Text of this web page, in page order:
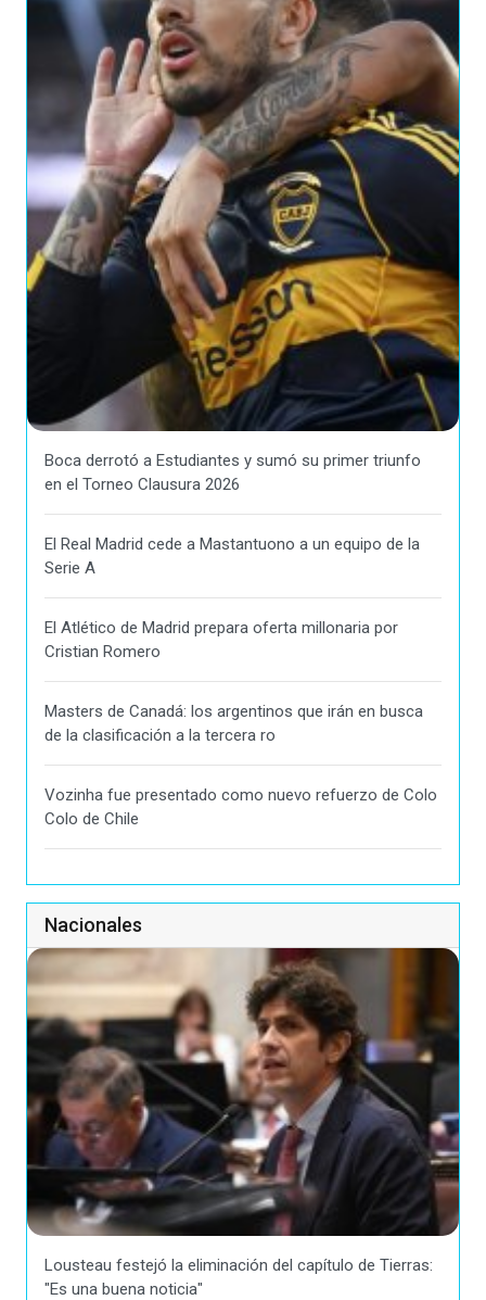
Boca derrotó a Estudiantes y sumó su primer triunfo
en el Torneo Clausura 2026
El Real Madrid cede a Mastantuono a un equipo de la
Serie A
El Atlético de Madrid prepara oferta millonaria por
Cristian Romero
Masters de Canadá: los argentinos que irán en busca
de la clasificación a la tercera ro
Vozinha fue presentado como nuevo refuerzo de Colo
Colo de Chile
Nacionales
Lousteau festejó la eliminación del capítulo de Tierras:
"Es una buena noticia"